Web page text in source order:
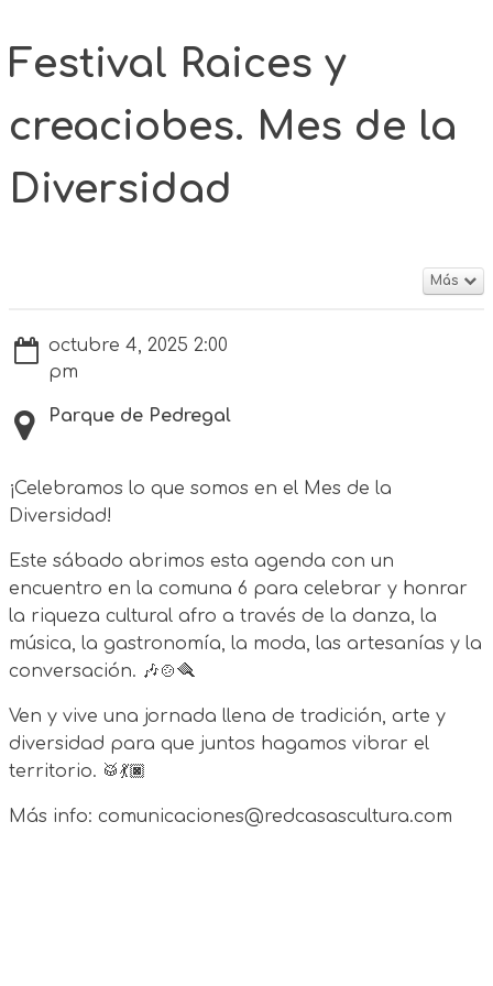
Festival Raices y
creaciobes. Mes de la
Diversidad
Más
octubre 4, 2025 2:00
pm
Parque de Pedregal
¡Celebramos lo que somos en el Mes de la
Diversidad!
Este sábado abrimos esta agenda con un
encuentro en la comuna 6 para celebrar y honrar
la riqueza cultural afro a través de la danza, la
música, la gastronomía, la moda, las artesanías y la
conversación. 🎶🍲🪮
Ven y vive una jornada llena de tradición, arte y
diversidad para que juntos hagamos vibrar el
territorio. 🥁💃🏿
Más info: comunicaciones@redcasascultura.com